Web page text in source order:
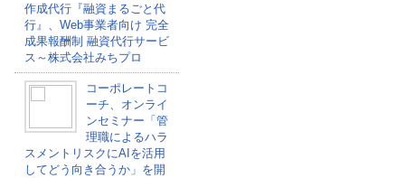
作成代行『融資まるごと代
行』、Web事業者向け 完全
成果報酬制 融資代行サービ
ス～株式会社みちプロ
コーポレートコ
ーチ、オンライ
ンセミナー「管
理職によるハラ
スメントリスクにAIを活用
してどう向き合うか」を開